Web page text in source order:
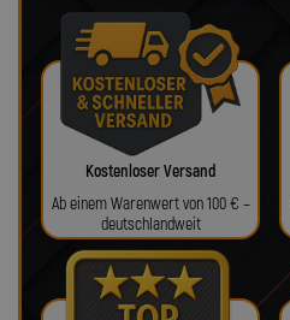
Kostenloser Versand
Ab einem Warenwert von 100 € –
deutschlandweit